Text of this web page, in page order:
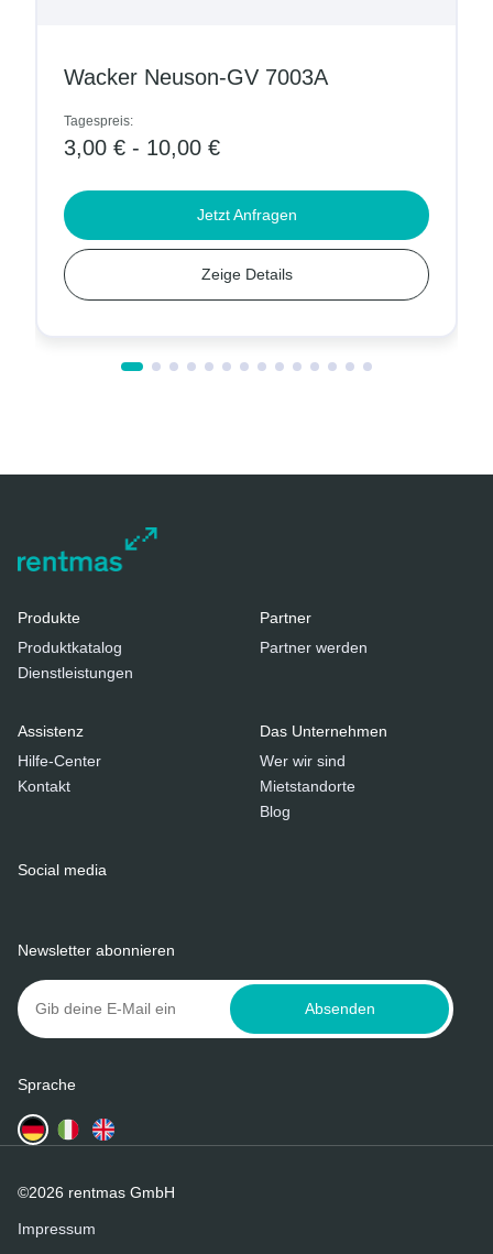
Wacker Neuson-GV 7003A
Tagespreis:
3,00 € - 10,00 €
Zeige Details
Jetzt Anfragen
Produkte
Produktkatalog
Dienstleistungen
Partner
Partner werden
Assistenz
Hilfe-Center
Kontakt
Das Unternehmen
Wer wir sind
Mietstandorte
Blog
Social media
Newsletter abonnieren
Absenden
Sprache
©2026 rentmas GmbH
Impressum